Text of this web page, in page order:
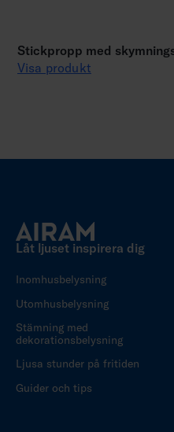
Stickpropp med
Visa produkt
Låt ljuset inspirera dig
Inomhusbelysning
Utomhusbelysning
Stämning med
dekorationsbelysning
Ljusa stunder på fritiden
Guider och tips